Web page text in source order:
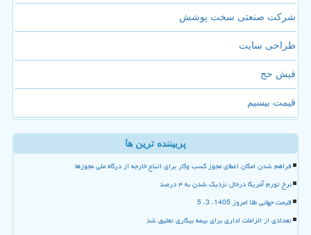
شرکت صنعتی سخت پوشش
طراحی سایت
فیش حج
قیمت بیسیم
پربیننده ترین ها
فراهم شدن امکان اعطای مجوز کسب وکار برای اتباع خارجه از درگاه ملی مجوزها
نرخ تورم آمریکا درحال نزدیک شدن به ۴ درصد
قیمت جهانی طلا امروز 1405، 3، 5
تعدادی از الزامات اداری برای بیمه بیکاری تعلیق شد